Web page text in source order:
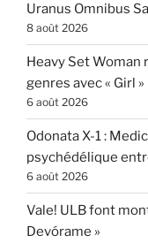
Uranus Omnibus
8 août 2026
Heavy Set
genres avec « Girl »
6 août 2026
Odonata X-1 :
psychédélique
6 août 2026
Vale! ULB font
Devórame »